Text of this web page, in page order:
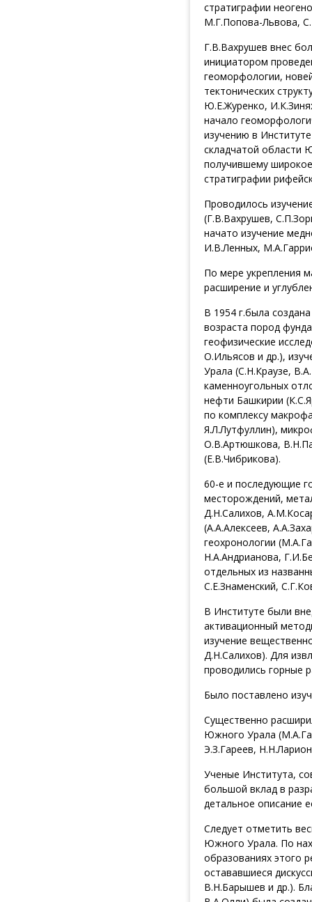
стратиграфии
М.Г.Попова-Львова,
Г.В.Вахрушев внес
инициатором
геоморфологии,
тектонических
Ю.Е.Журенко,
начало
изучению в
складчатой области
получившему
стратиграфии
Проводилось
(Г.В.Вахрушев,
начато изучение
И.В.Ленных,
По мере укрепления
расширение и
В 1954 г.была
возраста пород
геофизические
О.Ильясов и др.),
Урала (С.Н.Краузе,
каменноугольных
нефти Башкирии
по комплексу
Я.Л.Лутфуллин),
О.В.Артюшкова,
(Е.В.Чибрикова).
60-е и последующие
месторождений,
Д.Н.Салихов,
(А.А.Алексеев,
геохронологии
Н.А.Андрианова,
отдельных из
С.Е.Знаменский,
В Институте были
активационный
изучение
Д.Н.Салихов). Для
проводились горные
Было поставлено
Существенно
Южного Урала
Э.З.Гареев,
Ученые Института,
большой вклад в
детальное описание
Следует отметить
Южного Урала. По
образованиях этого
остававшиеся
В.Н.Барышев и др.).